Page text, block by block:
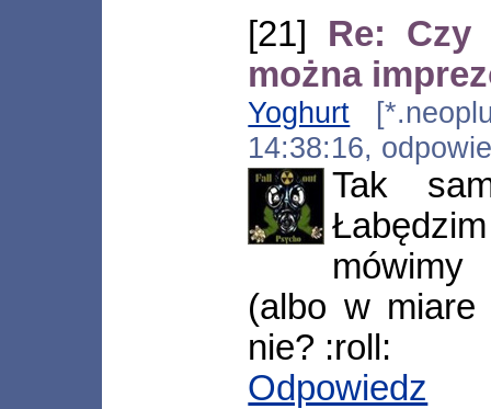
[21] Re: Czy
można
Yoghurt
14:38:16,
Tak
(albo w miare
nie? :roll:
Odpowiedz